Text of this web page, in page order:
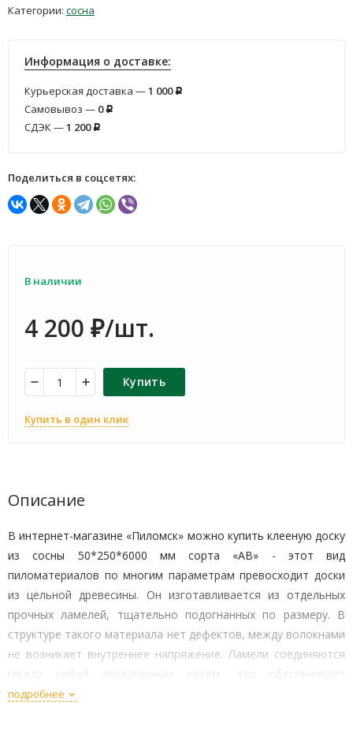
Категории: сосна
Информация о доставке:
Курьерская доставка —1 000 Р
Самовывоз — 0 Р
СДЭК —1 200 Р
Поделиться в соцсетях:
В наличии
4 200 ₽/шт.
Купить
Купить в один клик
Описание
В интернет-магазине «Пиломск» можно купить клееную доску
из сосны 50*250*6000 мм сорта «АВ» - этот вид
пиломатериалов по многим параметрам превосходит доски
из цельной древесины. Он изготавливается из отдельных
прочных ламелей, тщательно подогнанных по размеру. В
структуре такого материала нет дефектов, между волокнами
не возникает внутреннее напряжение. Ламели соединяются
между собой экологичным клеем, это обеспечивает
прочность и устойчивость к нагрузкам.
подробнее